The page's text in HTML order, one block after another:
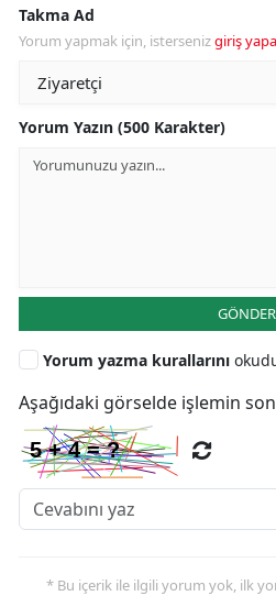
Takma Ad
Yorum yapmak için, istersenizgiriş
Yorum Yazın (500 Karakter)
GÖNDER
Yorum yazma kurallarını
Aşağıdaki görselde işlemin
* Bu içerik ile ilgili yorum yok, ilk